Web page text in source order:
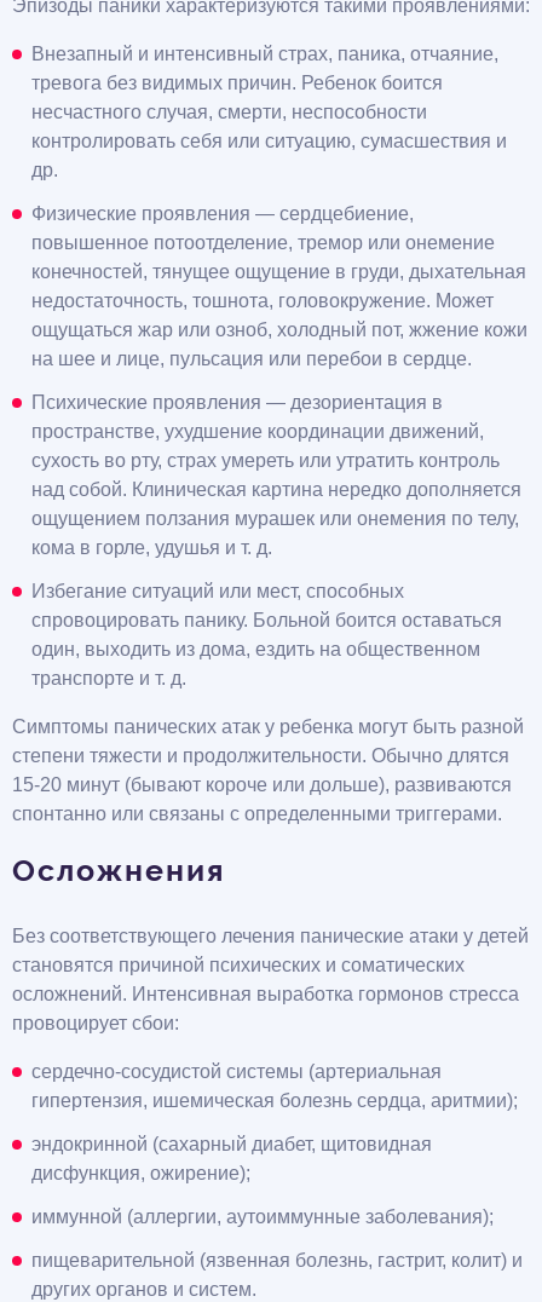
Эпизоды паники характеризуются такими проявлениями:
Внезапный и интенсивный страх, паника, отчаяние,
тревога без видимых причин. Ребенок боится
несчастного случая, смерти, неспособности
контролировать себя или ситуацию, сумасшествия и
др.
Физические проявления — сердцебиение,
повышенное потоотделение, тремор или онемение
конечностей, тянущее ощущение в груди, дыхательная
недостаточность, тошнота, головокружение. Может
ощущаться жар или озноб, холодный пот, жжение кожи
на шее и лице, пульсация или перебои в сердце.
Психические проявления — дезориентация в
пространстве, ухудшение координации движений,
сухость во рту, страх умереть или утратить контроль
над собой. Клиническая картина нередко дополняется
ощущением ползания мурашек или онемения по телу,
кома в горле, удушья и т. д.
Избегание ситуаций или мест, способных
спровоцировать панику. Больной боится оставаться
один, выходить из дома, ездить на общественном
транспорте и т. д.
Симптомы панических атак у ребенка могут быть разной
степени тяжести и продолжительности. Обычно длятся
15-20 минут (бывают короче или дольше), развиваются
спонтанно или связаны с определенными триггерами.
Осложнения
Без соответствующего лечения панические атаки у детей
становятся причиной психических и соматических
осложнений. Интенсивная выработка гормонов стресса
провоцирует сбои:
сердечно-сосудистой системы (артериальная
гипертензия, ишемическая болезнь сердца, аритмии);
эндокринной (сахарный диабет, щитовидная
дисфункция, ожирение);
иммунной (аллергии, аутоиммунные заболевания);
пищеварительной (язвенная болезнь, гастрит, колит) и
других органов и систем.